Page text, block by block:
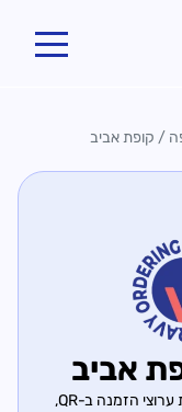
/ קופת אביב
אביב
חיבור מלא בין Gravy לקופת אביב להפעלת ערוצי הזמנה ב-QR,